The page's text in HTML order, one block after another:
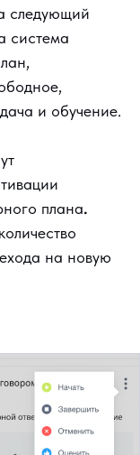
следующий
система
и обучение.
плана.
на новую